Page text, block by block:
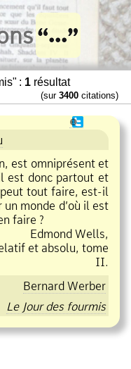
: 1 résultat
(sur 3400 citations)
❶
est omniprésent et
est donc partout et
tout faire, est il
monde d’où il est
faire ?
Edmond Wells,
et absolu, tome
II.
Bernard Werber
Le Jour des fourmis